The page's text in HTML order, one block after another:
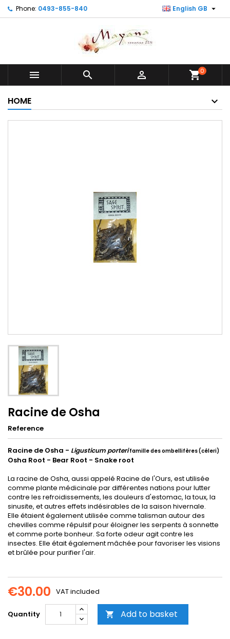
Phone: 0493-855-840 English GB 
   shopping_cart0
HOME
Racine de Osha
Reference
Racine de Osha - Ligusticum porteri famille des ombellifères (céleri)
Osha Root - Bear Root - Snake root
La racine de Osha, aussi appelé Racine de l'Ours, est utilisée
comme plante médicinale par différentes nations pour lutter
contre les refroidissements, les douleurs d'estomac, la toux, la
sinusite, et autres effets indésirables de la saison hivernale.
Elle étaient également utilisée comme talisman autour des
chevilles comme répulsif pour éloigner les serpents à sonnette
et comme porte bonheur. Sa forte odeur agit contre les
insectes. Elle était également mâchée pour favoriser les visions
et brûlée pour purifier l'air.
€30.00 VAT included
Quantity  Add to basket